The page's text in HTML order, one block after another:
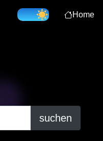
Home
suchen